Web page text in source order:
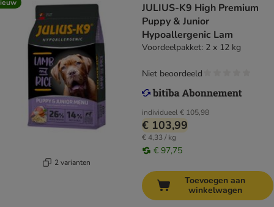
2 varianten
JULIUS-K9 High Premium
Puppy & Junior
Hypoallergenic Lam
Voordeelpakket: 2 x 12 kg
individueel€ 105,98
€ 103,99
€ 4,33 / kg
€ 97,75
Niet beoordeeld
Toevoegen aan
winkelwagen